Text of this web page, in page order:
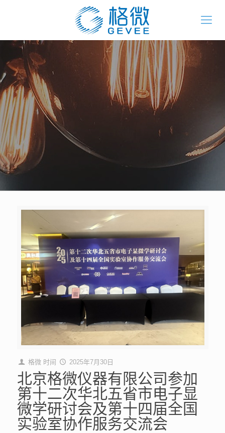
格微 时间 2025年7月30日
北京格微仪器有限公司参加
第十二次华北五省市电子显
微学研讨会及第十四届全国
实验室协作服务交流会​